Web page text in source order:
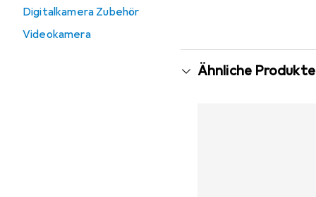
Digitalkamera Zubehör
Videokamera
Ähnliche